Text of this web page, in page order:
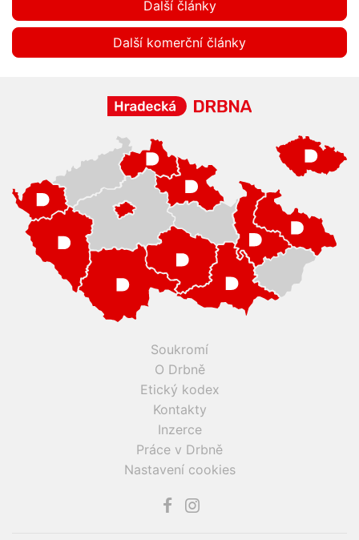
Další články
Další komerční články
Soukromí
O Drbně
Etický kodex
Kontakty
Inzerce
Práce v Drbně
Nastavení cookies